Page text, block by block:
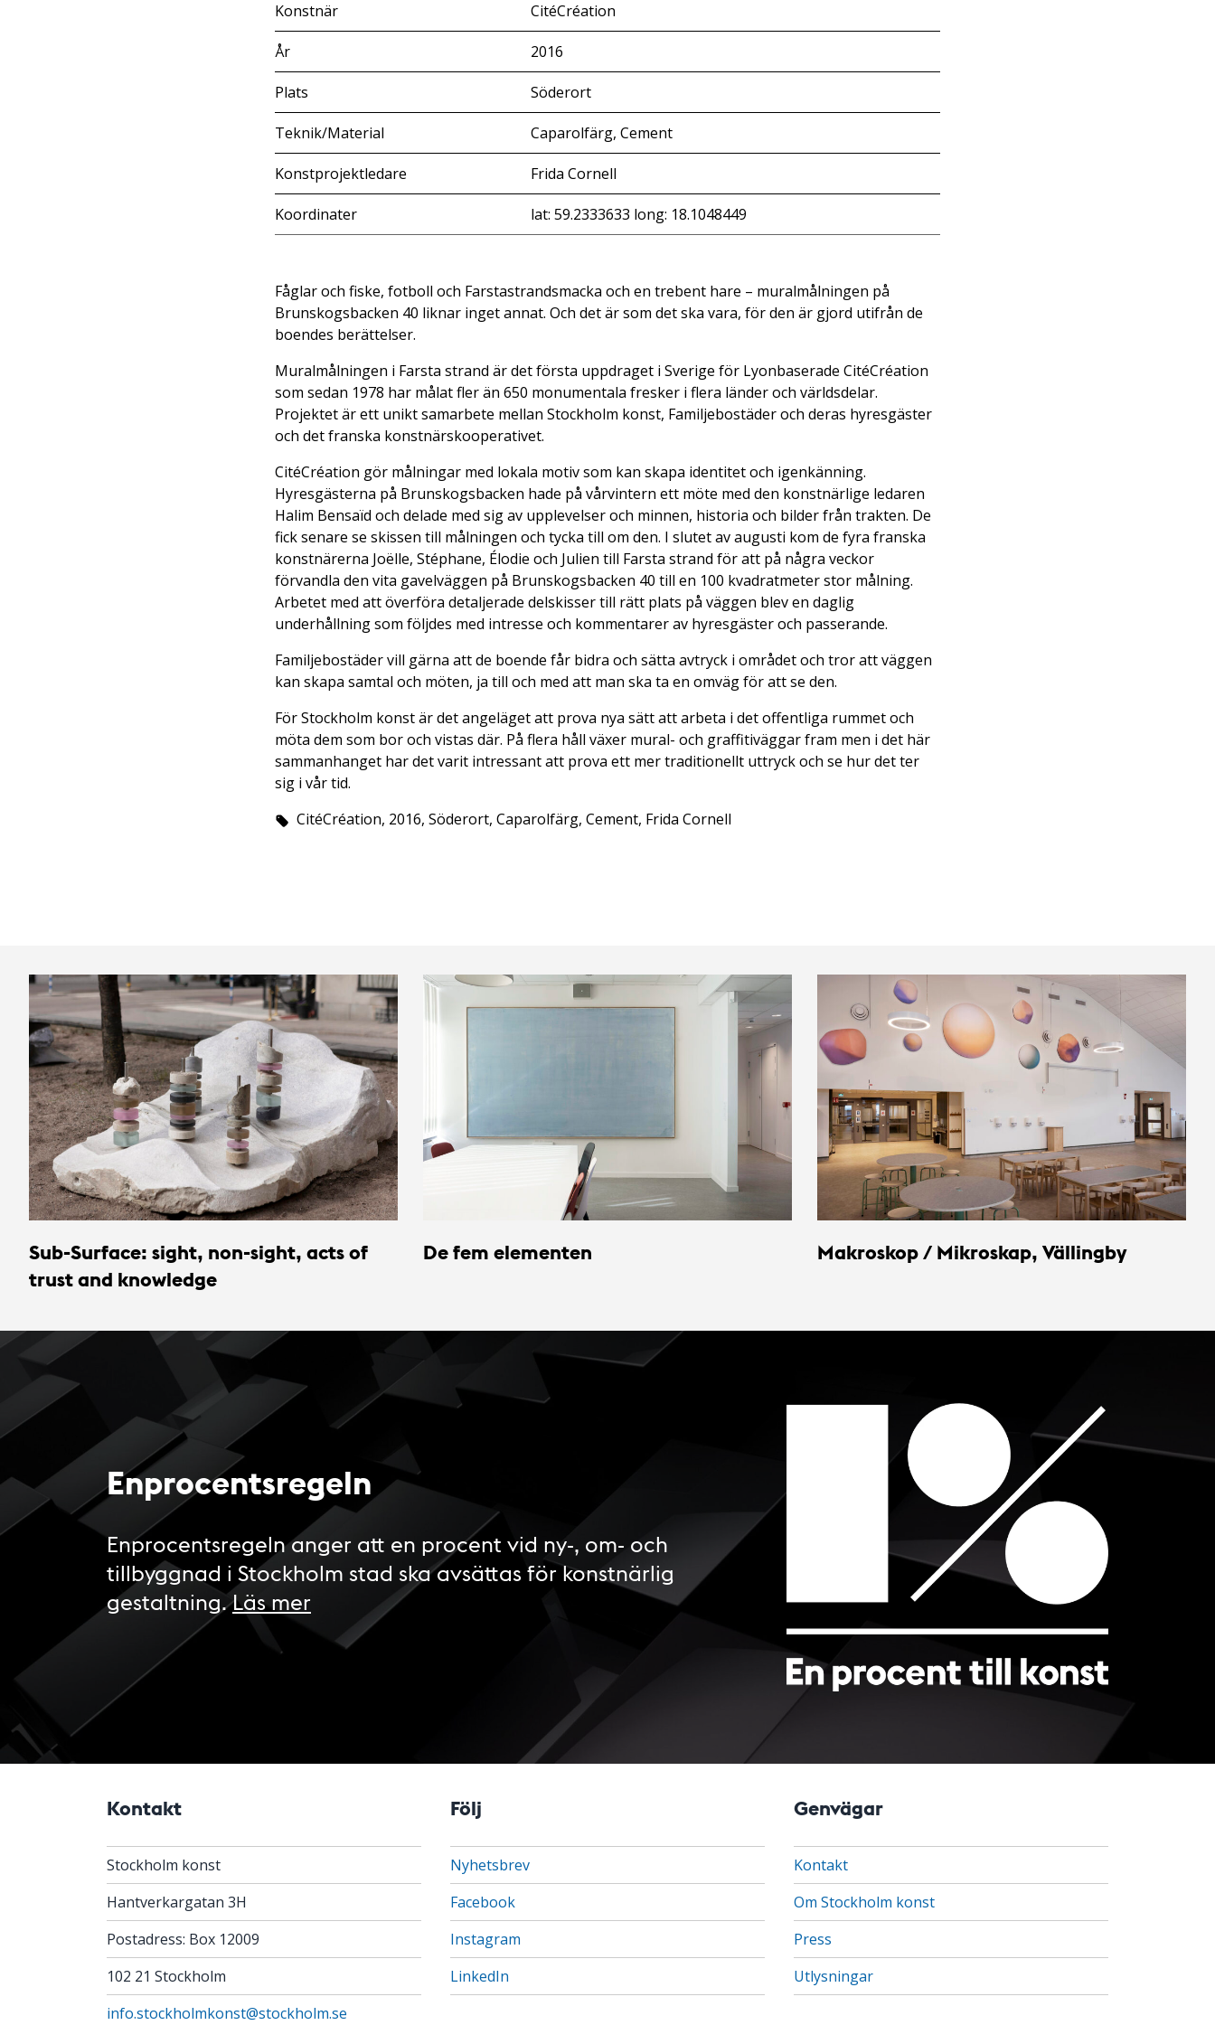
Konstnär CitéCréation
År 2016
Plats Söderort
Teknik/Material Caparolfärg, Cement
Konstprojektledare Frida Cornell
Koordinater lat: 59.2333633 long: 18.1048449
Fåglar och fiske, fotboll och Farstastrandsmacka och en trebent hare – muralmålningen på
Brunskogsbacken 40 liknar inget annat. Och det är som det ska vara, för den är gjord utifrån de
boendes berättelser.
Muralmålningen i Farsta strand är det första uppdraget i Sverige för Lyonbaserade CitéCréation
som sedan 1978 har målat fler än 650 monumentala fresker i flera länder och världsdelar.
Projektet är ett unikt samarbete mellan Stockholm konst, Familjebostäder och deras hyresgäster
och det franska konstnärskooperativet.
CitéCréation gör målningar med lokala motiv som kan skapa identitet och igenkänning.
Hyresgästerna på Brunskogsbacken hade på vårvintern ett möte med den konstnärlige ledaren
Halim Bensaïd och delade med sig av upplevelser och minnen, historia och bilder från trakten. De
fick senare se skissen till målningen och tycka till om den. I slutet av augusti kom de fyra franska
konstnärerna Joëlle, Stéphane, Élodie och Julien till Farsta strand för att på några veckor
förvandla den vita gavelväggen på Brunskogsbacken 40 till en 100 kvadratmeter stor målning.
Arbetet med att överföra detaljerade delskisser till rätt plats på väggen blev en daglig
underhållning som följdes med intresse och kommentarer av hyresgäster och passerande.
Familjebostäder vill gärna att de boende får bidra och sätta avtryck i området och tror att väggen
kan skapa samtal och möten, ja till och med att man ska ta en omväg för att se den.
För Stockholm konst är det angeläget att prova nya sätt att arbeta i det offentliga rummet och
möta dem som bor och vistas där. På flera håll växer mural- och graffitiväggar fram men i det här
sammanhanget har det varit intressant att prova ett mer traditionellt uttryck och se hur det ter
sig i vår tid.
CitéCréation, 2016, Söderort, Caparolfärg, Cement, Frida Cornell
Sub-Surface: sight, non-sight, acts of
trust and knowledge
De fem elementen Makroskop / Mikroskap, Vällingby
Enprocentsregeln
Enprocentsregeln anger att en procent vid ny-, om- och
tillbyggnad i Stockholm stad ska avsättas för konstnärlig
gestaltning.Läs mer
Kontakt
Stockholm konst
Hantverkargatan 3H
Postadress: Box 12009
102 21 Stockholm
info.stockholmkonst@stockholm.se
Följ
Nyhetsbrev
Facebook
Instagram
LinkedIn
Genvägar
Kontakt
Om Stockholm konst
Press
Utlysningar